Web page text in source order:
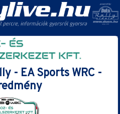
- EA Sports WRC -